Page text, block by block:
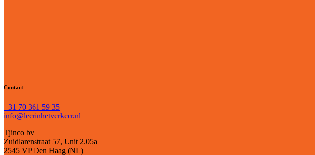
Contact
+31 70 361 59 35
info@leerinhetverkeer.nl
Tjinco bv
Zuidlarenstraat 57, Unit 2.05a
2545 VP Den Haag (NL)